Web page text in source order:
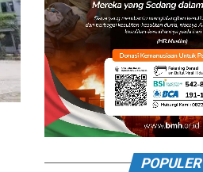
POPULER